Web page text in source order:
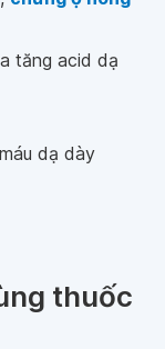
tăng acid dạ
dạ dày
thuốc